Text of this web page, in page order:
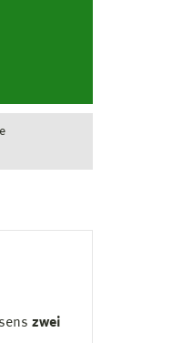
zwei